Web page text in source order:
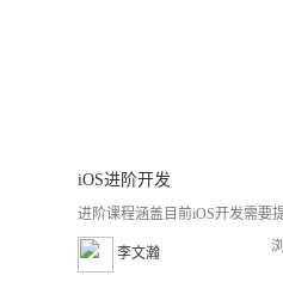
iOS进阶开发
进阶课程涵盖目前iOS开发需要
李文瀚